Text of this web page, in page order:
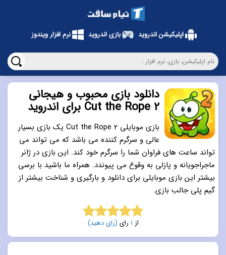
دانلود بازی محبوب و هیجانی
Cut the Rope 2 برای اندروید
بازی موبایلی Cut the Rope 2 یک بازی بسیار
عالی و سرگرم کننده می باشد که می تواند می
تواند ساعت های فراوان شما را سرگرم خود کند. این بازی در ژانر
ماجراجویانه و پازلی به وقوع می پیوندد. همراه ما باشید با برسی
بیشتر این بازی موبایلی برای دانلود و بارگیری و شناخت بیشتر از
گیم پلی جالب بازی.
5.0 از 5 از 1 رای (رای دهید)
اپلیکیشن اندروید بازی اندروید نرم افزار ویندوز